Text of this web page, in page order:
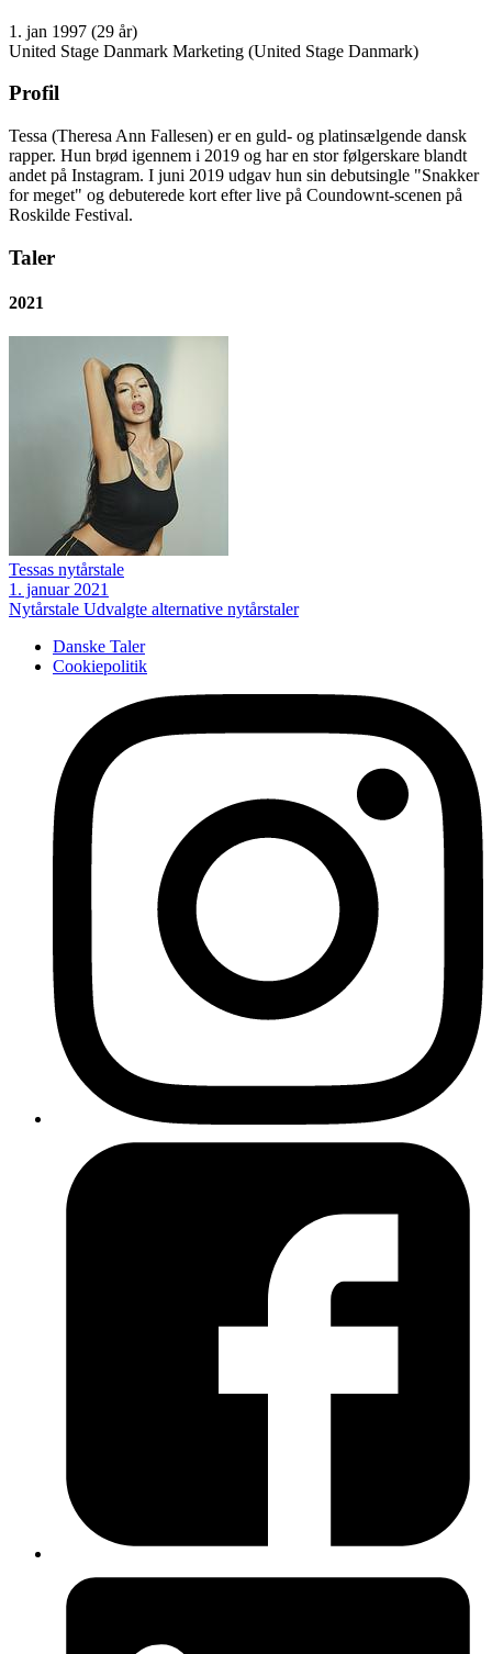
1. jan 1997 (29 år)
United Stage Danmark Marketing (United Stage Danmark)
Profil
Tessa (Theresa Ann Fallesen) er en guld- og platinsælgende dansk
rapper. Hun brød igennem i 2019 og har en stor følgerskare blandt
andet på Instagram. I juni 2019 udgav hun sin debutsingle "Snakker
for meget" og debuterede kort efter live på Coundownt-scenen på
Roskilde Festival.
Taler
2021
Tessas nytårstale
1. januar 2021
Nytårstale Udvalgte alternative nytårstaler
Danske Taler
Cookiepolitik